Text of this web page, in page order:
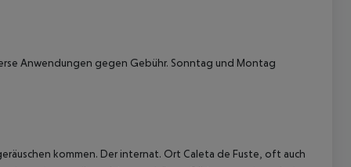
Anwendungen gegen Gebühr. Sonntag und Montag
kommen. Der internat. Ort Caleta de Fuste, oft auch